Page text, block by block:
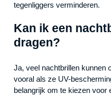
tegenliggers verminderen.
Kan ik een
dragen?
Ja, veel nachtbrillen kunnen
vooral als ze UV-
belangrijk om te kiezen voor